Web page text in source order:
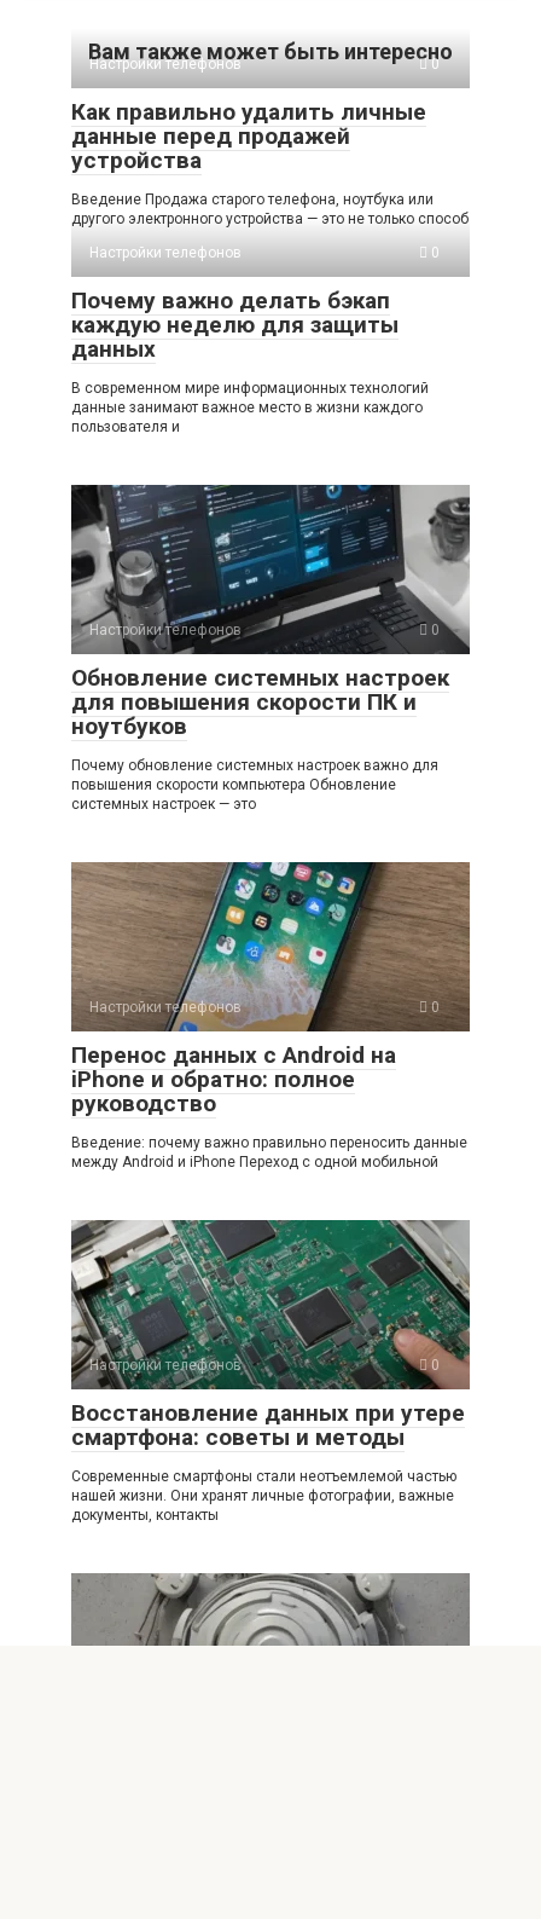
Вам также может быть интересно
Настройки телефонов 0
Как правильно удалить личные
данные перед продажей
устройства
Введение Продажа старого телефона, ноутбука или
другого электронного устройства — это не только способ
Настройки телефонов
0
Почему важно делать бэкап
каждую неделю для защиты
данных
В современном мире информационных технологий
данные занимают важное место в жизни каждого
пользователя и
Настройки телефонов 0
Обновление системных настроек
для повышения скорости ПК и
ноутбуков
Почему обновление системных настроек важно для
повышения скорости компьютера Обновление
системных настроек — это
Настройки телефонов 0
Перенос данных с Android на
iPhone и обратно: полное
руководство
Введение: почему важно правильно переносить данные
между Android и iPhone Переход с одной мобильной
Настройки телефонов 0
Восстановление данных при утере
смартфона: советы и методы
Современные смартфоны стали неотъемлемой частью
нашей жизни. Они хранят личные фотографии, важные
документы, контакты